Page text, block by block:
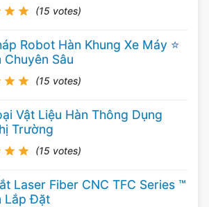
(15 votes)
Robot Hàn Khung Xe Máy ⭐️
Chuyên Sâu
(15 votes)
Vật Liệu Hàn Thông Dụng
Trường
(15 votes)
Laser Fiber CNC TFC Series ™
Lắp Đặt